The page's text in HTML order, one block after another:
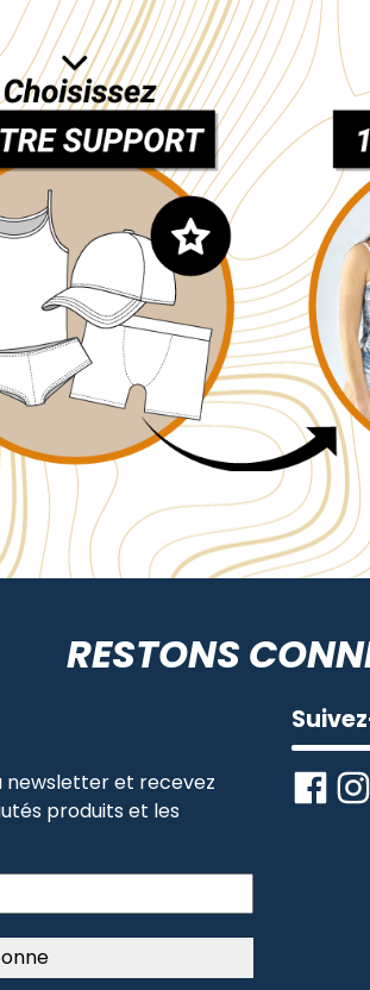
RESTONS
et recevez
produits et les